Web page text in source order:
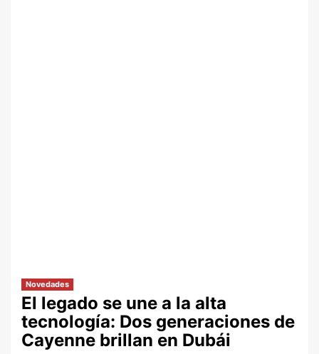
Novedades
El legado se une a la alta
tecnología: Dos generaciones de
Cayenne brillan en Dubái